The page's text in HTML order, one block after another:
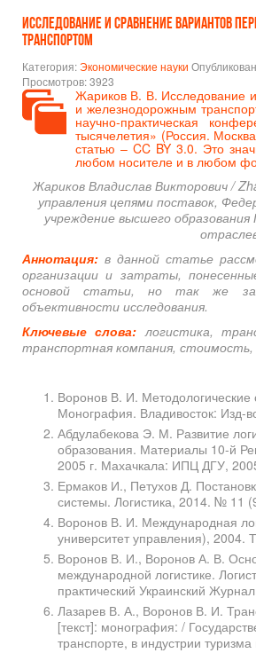
Исследование и сравнение вариантов
транспортом
Категория:Экономические науки
Просмотров: 3923
Жариков В. В. Исследование
и железнодорожным
научно-практическая
тысячелетия» (Россия.
статью – CC BY 3.0. Это
любом носителе и в любом
Жариков Владислав Викторович /
управления цепями поставок,
учреждение высшего
Аннотация: в данной статье
организации и затраты,
основой статьи, но так же
объективности исследования.
Ключевые слова:логистика,
транспортная компания,
Воронов В. И. Методологические
Монография. Владивосток: Изд-
Абдулабекова Э. М. Развитие
образования. Материалы 10-й
2005 г. Махачкала: ИПЦ ДГУ,
Ермаков И., Петухов Д.
системы. Логистика, 2014. № 11
Воронов В. И. Международная
университет управления), 2004.
Воронов В. И., Воронов А. В.
международной логистике.
практический Украинский
Лазарев В. А., Воронов В. И.
[текст]: монография: /
транспорте, в индустрии